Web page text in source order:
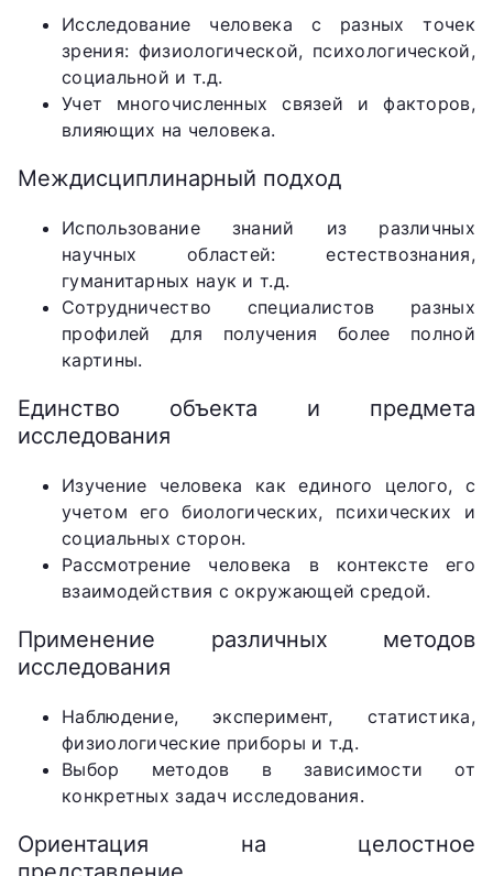
Исследование человека с разных точек
зрения: физиологической, психологической,
социальной и т.д.
Учет многочисленных связей и факторов,
влияющих на человека.
Междисциплинарный подход
Использование знаний из различных
научных областей: естествознания,
гуманитарных наук и т.д.
Сотрудничество специалистов разных
профилей для получения более полной
картины.
Единство объекта и предмета
исследования
Изучение человека как единого целого, с
учетом его биологических, психических и
социальных сторон.
Рассмотрение человека в контексте его
взаимодействия с окружающей средой.
Применение различных методов
исследования
Наблюдение, эксперимент, статистика,
физиологические приборы и т.д.
Выбор методов в зависимости от
конкретных задач исследования.
Ориентация на целостное